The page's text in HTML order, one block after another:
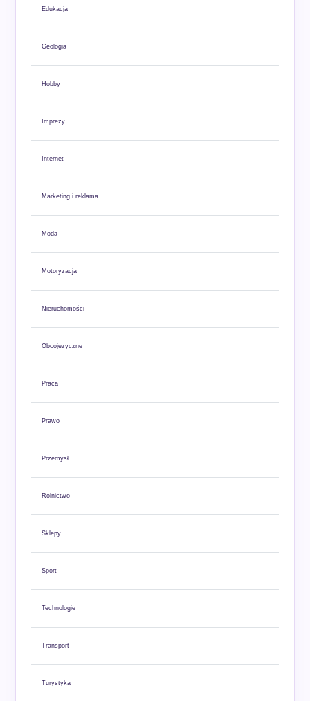
Edukacja
Geologia
Hobby
Imprezy
Internet
Marketing i reklama
Moda
Motoryzacja
Nieruchomości
Obcojęzyczne
Praca
Prawo
Przemysł
Rolnictwo
Sklepy
Sport
Technologie
Transport
Turystyka